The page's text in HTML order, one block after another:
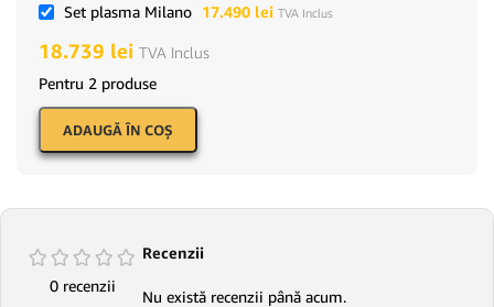
Set plasma Milano 17.490 lei TVA Inclus
18.739 lei TVA Inclus
Pentru 2 produse
ADAUGĂ ÎN COŞ
0 recenzii
Recenzii
Nu există recenzii până acum.